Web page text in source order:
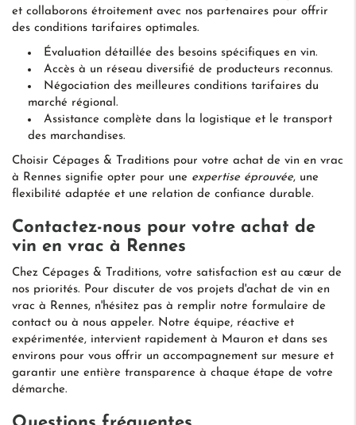
et collaborons étroitement avec nos partenaires pour offrir
des conditions tarifaires optimales.
Évaluation détaillée des besoins spécifiques en vin.
Accès à un réseau diversifié de producteurs reconnus.
Négociation des meilleures conditions tarifaires du
marché régional.
Assistance complète dans la logistique et le transport
des marchandises.
Choisir Cépages & Traditions pour votre achat de vin en vrac
à Rennes signifie opter pour une expertise éprouvée, une
flexibilité adaptée et une relation de confiance durable.
Contactez-nous pour votre achat de
vin en vrac à Rennes
Chez Cépages & Traditions, votre satisfaction est au cœur de
nos priorités. Pour discuter de vos projets d'achat de vin en
vrac à Rennes, n'hésitez pas à remplir notre formulaire de
contact ou à nous appeler. Notre équipe, réactive et
expérimentée, intervient rapidement à Mauron et dans ses
environs pour vous offrir un accompagnement sur mesure et
garantir une entière transparence à chaque étape de votre
démarche.